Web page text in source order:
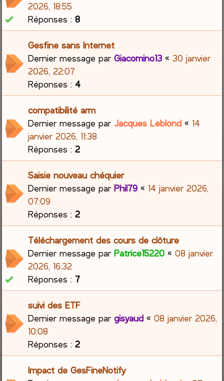
2026, 18:55
Réponses :8
Gesfine sans Internet
Dernier message parGiacomino13 «30 janvier
2026, 22:07
Réponses : 4
compatibilité arm
Dernier message parJacques Leblond « 14
janvier 2026, 11:38
Réponses :2
Saisie nouveau chéquier
Dernier message parPhil79 « 14 janvier 2026,
07:09
Réponses :2
Téléchargement des cours de clôture
Dernier message parPatrice15220 «08 janvier
2026, 16:32
Réponses : 7
suivi des ETF
Dernier message pargisyaud «08 janvier 2026,
10:08
Réponses :2
Impact de GesFineNotify